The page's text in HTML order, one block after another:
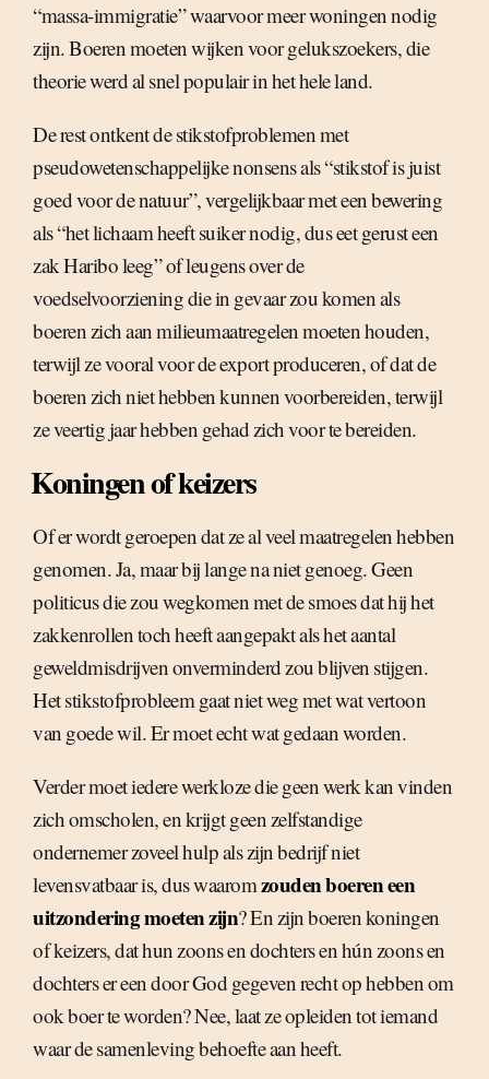
“massa-immigratie” waarvoor meer woningen nodig
zijn. Boeren moeten wijken voor gelukszoekers, die
theorie werd al snel populair in het hele land.
De rest ontkent de stikstofproblemen met
pseudowetenschappelijke nonsens als “stikstof is juist
goed voor de natuur”, vergelijkbaar met een bewering
als “het lichaam heeft suiker nodig, dus eet gerust een
zak Haribo leeg” of leugens over de
voedselvoorziening die in gevaar zou komen als
boeren zich aan milieumaatregelen moeten houden,
terwijl ze vooral voor de export produceren, of dat de
boeren zich niet hebben kunnen voorbereiden, terwijl
ze veertig jaar hebben gehad zich voor te bereiden.
Koningen of keizers
Of er wordt geroepen dat ze al veel maatregelen hebben
genomen. Ja, maar bij lange na niet genoeg. Geen
politicus die zou wegkomen met de smoes dat hij het
zakkenrollen toch heeft aangepakt als het aantal
geweldmisdrijven onverminderd zou blijven stijgen.
Het stikstofprobleem gaat niet weg met wat vertoon
van goede wil. Er moet echt wat gedaan worden.
Verder moet iedere werkloze die geen werk kan vinden
zich omscholen, en krijgt geen zelfstandige
ondernemer zoveel hulp als zijn bedrijf niet
levensvatbaar is, dus waaromzouden boeren een
uitzondering moeten zijn? En zijn boeren koningen
of keizers, dat hun zoons en dochters en hún zoons en
dochters er een door God gegeven recht op hebben om
ook boer te worden? Nee, laat ze opleiden tot iemand
waar de samenleving behoefte aan heeft.